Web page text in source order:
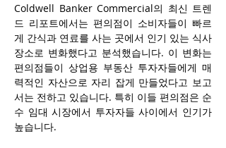
Coldwell Banker Commercial의 최신 트렌
드 리포트에서는 편의점이 소비자들이 빠르
게 간식과 연료를 사는 곳에서 인기 있는 식사
장소로 변화했다고 분석했습니다. 이 변화는
편의점들이 상업용 부동산 투자자들에게 매
력적인 자산으로 자리 잡게 만들었다고 보고
서는 전하고 있습니다. 특히 이들 편의점은 순
수 임대 시장에서 투자자들 사이에서 인기가
높습니다.